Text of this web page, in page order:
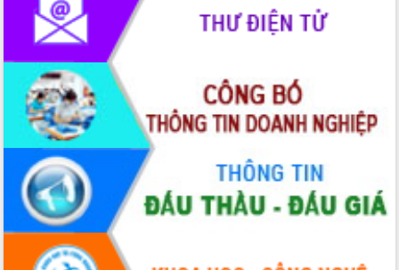
ven biển
Đắk Lắk nỗ lực thúc đẩy tăng trưởng
kinh tế từ 10% trở lên trong Quý
II/2026
Đắk Lắk ký kết thỏa thuận hợp tác về
chuyển đổi số giai đoạn 2026 – 2030
với Tập đoàn Bưu chính Viễn thông
Việt Nam
Thứ trưởng Bộ Y tế làm việc với tỉnh
Đắk Lắk về phát triển nhân lực y tế
cho trạm y tế cấp xã
Du lịch Đắk Lắk nâng tầm trải nghiệm
du khách thông qua Hệ thống cơ sở dữ
liệu và Bản đồ số